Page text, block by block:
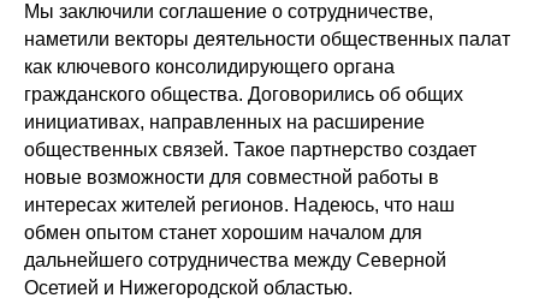
Мы заключили соглашение о сотрудничестве,
наметили векторы деятельности общественных палат
как ключевого консолидирующего органа
гражданского общества. Договорились об общих
инициативах, направленных на расширение
общественных связей. Такое партнерство создает
новые возможности для совместной работы в
интересах жителей регионов. Надеюсь, что наш
обмен опытом станет хорошим началом для
дальнейшего сотрудничества между Северной
Осетией и Нижегородской областью.